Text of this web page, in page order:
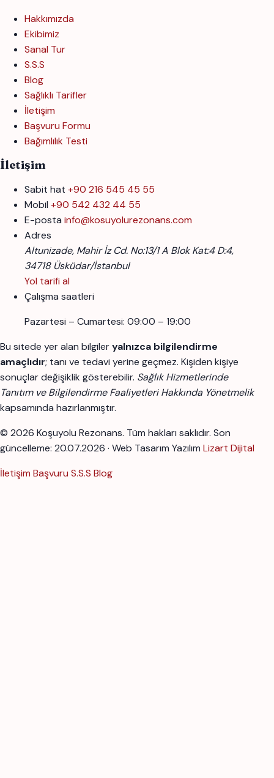
Hakkımızda
Ekibimiz
Sanal Tur
S.S.S
Blog
Sağlıklı Tarifler
İletişim
Başvuru Formu
Bağımlılık Testi
İletişim
Sabit hat +90 216 545 45 55
Mobil +90 542 432 44 55
E-posta info@kosuyolurezonans.com
Adres
Altunizade, Mahir İz Cd. No:13/1 A Blok Kat:4 D:4,
34718 Üsküdar/İstanbul
Yol tarifi al
Çalışma saatleri
Pazartesi – Cumartesi: 09:00 – 19:00
Bu sitede yer alan bilgileryalnızca bilgilendirme
amaçlıdır; tanı ve tedavi yerine geçmez. Kişiden kişiye
sonuçlar değişiklik gösterebilir. Sağlık Hizmetlerinde
Tanıtım ve Bilgilendirme Faaliyetleri Hakkında Yönetmelik
kapsamında hazırlanmıştır.
© 2026 Koşuyolu Rezonans. Tüm hakları saklıdır. Son
güncelleme: 20.07.2026 · Web Tasarım Yazılım Lizart Dijital
İletişim Başvuru S.S.S Blog